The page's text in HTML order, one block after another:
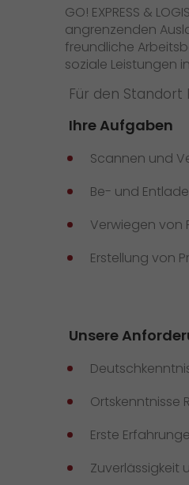
>
GO! EXPRESS &
angrenzenden
freundliche
soziale Leistungen
Für den
Ihre Aufgaben
Scannen und
Be- und
Verwiegen von
Erstellung von
Unsere
Ortskenntnisse
Erste
Zuverlässigkeit